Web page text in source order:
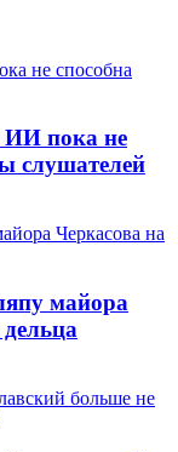
ИИ пока не
слушателей
майора